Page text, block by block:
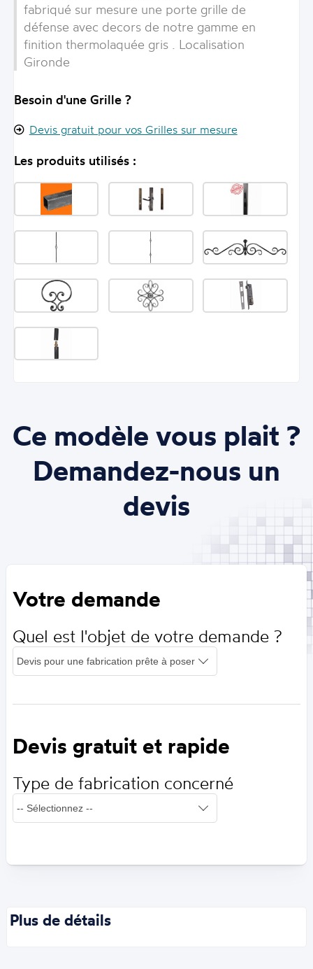
fabriqué sur mesure une porte grille de
défense avec decors de notre gamme en
finition thermolaquée gris . Localisation
Gironde
Besoin d'une Grille ?
Devis gratuit pour vos Grilles sur mesure
Les produits utilisés :
Ce modèle vous plait ?
Demandez-nous un
devis
Votre demande
Quel est l'objet de votre demande ?
Devis gratuit et rapide
Type de fabrication concerné
Plus de détails